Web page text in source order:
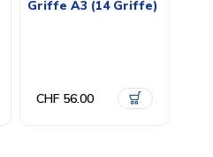
Griffe A3 (14 Griffe)
CHF 56.00